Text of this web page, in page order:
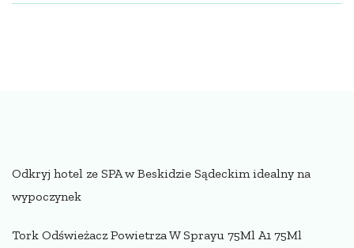
Odkryj hotel ze SPA w Beskidzie Sądeckim idealny na
wypoczynek
Tork Odświeżacz Powietrza W Sprayu 75Ml A1 75Ml